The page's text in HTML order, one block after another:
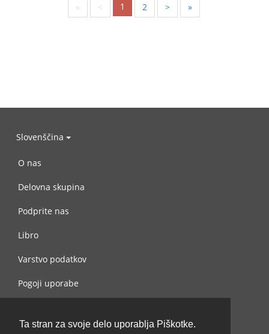
Ta stran za svoje delo uporablja Piškotke.
« < 1 2 > »
Slovenščina
O nas
Delovna skupina
Podprite nas
Libro
Varstvo podatkov
Pogoji uporabe